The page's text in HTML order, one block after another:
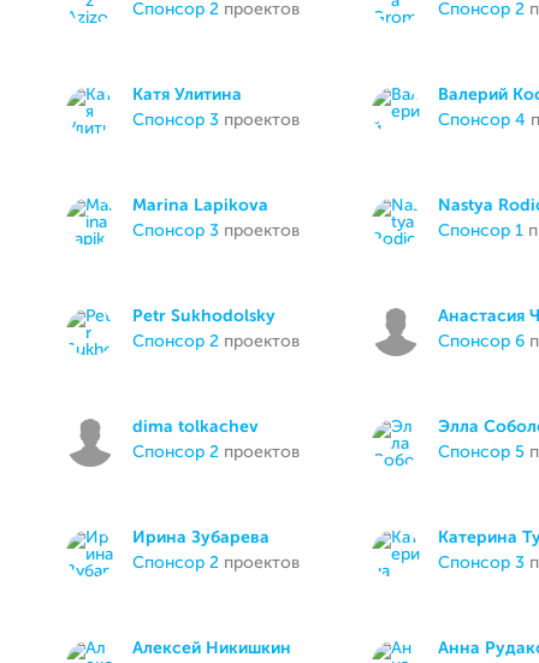
спонсор 2 проектов
спонсор 2
Катя Улитина
спонсор 3 проектов
Валерий
спонсор 4
Marina Lapikova
спонсор 3 проектов
Nastya
спонсор 1
Petr Sukhodolsky
спонсор 2 проектов
Анастасия
спонсор 6
dima tolkachev
спонсор 2 проектов
Элла
спонсор 5
Ирина Зубарева
спонсор 2 проектов
Катерина
спонсор 3
Алексей Никишкин
Анна